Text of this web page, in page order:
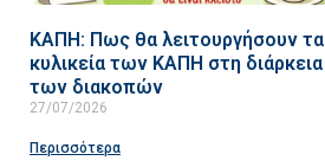
ΚΑΠΗ: Πως θα λειτουργήσουν τα
κυλικεία των ΚΑΠΗ στη διάρκεια
των διακοπών
27/07/2026
Περισσότερα